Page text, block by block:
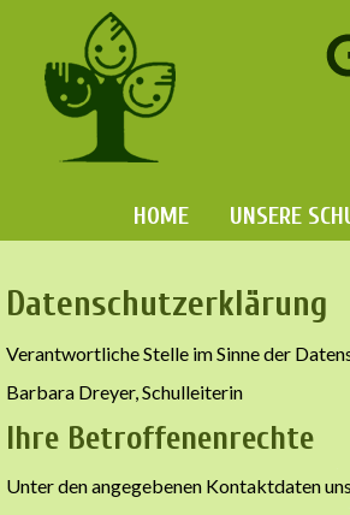
HOME UNSERE
Datenschutzerklärung
Verantwortliche Stelle im Sinne der
Barbara Dreyer, Schulleiterin
Ihre Betroffenenrechte
Unter den angegebenen Kontaktdaten